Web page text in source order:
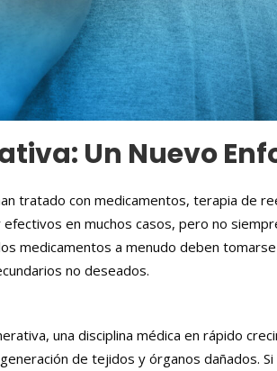
Un Nuevo
tratado con medicamentos, terapia de
en muchos casos, pero no
medicamentos a menudo deben
no deseados.
una disciplina médica en rápido
de tejidos y órganos dañados. Si